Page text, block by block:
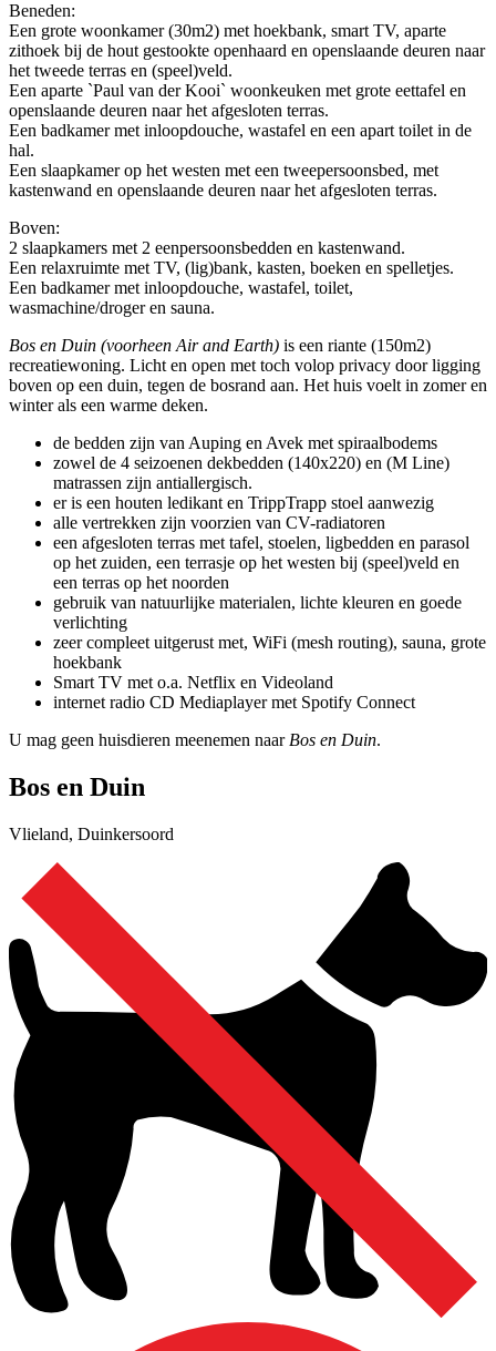
Beneden:
Een grote woonkamer (30m2) met hoekbank, smart TV, aparte
zithoek bij de hout gestookte openhaard en openslaande deuren naar
het tweede terras en (speel)veld.
Een aparte `Paul van der Kooi` woonkeuken met grote eettafel en
openslaande deuren naar het afgesloten terras.
Een badkamer met inloopdouche, wastafel en een apart toilet in de
hal.
Een slaapkamer op het westen met een tweepersoonsbed, met
kastenwand en openslaande deuren naar het afgesloten terras.
Boven:
2 slaapkamers met 2 eenpersoonsbedden en kastenwand.
Een relaxruimte met TV, (lig)bank, kasten, boeken en spelletjes.
Een badkamer met inloopdouche, wastafel, toilet,
wasmachine/droger en sauna.
Bos en Duin (voorheen Air and Earth) is een riante (150m2)
recreatiewoning. Licht en open met toch volop privacy door ligging
boven op een duin, tegen de bosrand aan. Het huis voelt in zomer en
winter als een warme deken.
de bedden zijn van Auping en Avek met spiraalbodems
zowel de 4 seizoenen dekbedden (140x220) en (M Line)
matrassen zijn antiallergisch.
er is een houten ledikant en TrippTrapp stoel aanwezig
alle vertrekken zijn voorzien van CV-radiatoren
een afgesloten terras met tafel, stoelen, ligbedden en parasol
op het zuiden, een terrasje op het westen bij (speel)veld en
een terras op het noorden
gebruik van natuurlijke materialen, lichte kleuren en goede
verlichting
zeer compleet uitgerust met, WiFi (mesh routing), sauna, grote
hoekbank
Smart TV met o.a. Netflix en Videoland
internet radio CD Mediaplayer met Spotify Connect
U mag geen huisdieren meenemen naar Bos en Duin.
Bos en Duin
Vlieland, Duinkersoord